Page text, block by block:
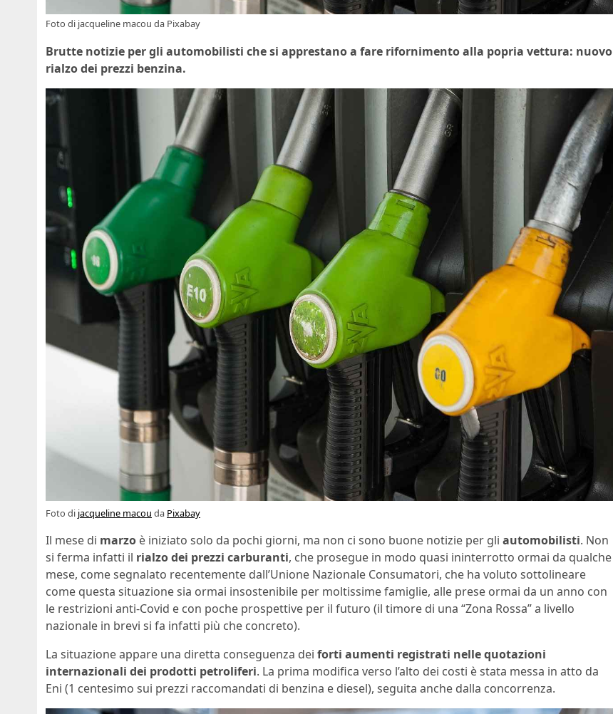
Foto di jacqueline macou da Pixabay
Brutte notizie per gli automobilisti che si apprestano a fare rifornimento alla popria vettura: nuovo
rialzo dei prezzi benzina.
Foto di jacqueline macou da Pixabay
Il mese di marzo è iniziato solo da pochi giorni, ma non ci sono buone notizie per gli automobilisti. Non
si ferma infatti il rialzo dei prezzi carburanti, che prosegue in modo quasi ininterrotto ormai da qualche
mese, come segnalato recentemente dall’Unione Nazionale Consumatori, che ha voluto sottolineare
come questa situazione sia ormai insostenibile per moltissime famiglie, alle prese ormai da un anno con
le restrizioni anti-Covid e con poche prospettive per il futuro (il timore di una “Zona Rossa” a livello
nazionale in brevi si fa infatti più che concreto).
La situazione appare una diretta conseguenza dei forti aumenti registrati nelle quotazioni
internazionali dei prodotti petroliferi. La prima modifica verso l’alto dei costi è stata messa in atto da
Eni (1 centesimo sui prezzi raccomandati di benzina e diesel), seguita anche dalla concorrenza.